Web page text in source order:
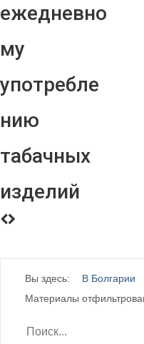
ежедневно
му
употребле
нию
табачных
изделий
Вы здесь: В Болгарии
Материалы